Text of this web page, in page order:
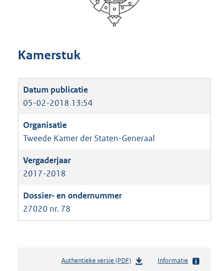
Kamerstuk
05-02-2018 13:54
Tweede Kamer der Staten-Generaal
2017-2018
27020 nr. 78
Authentieke versie (PDF)b
Informatie